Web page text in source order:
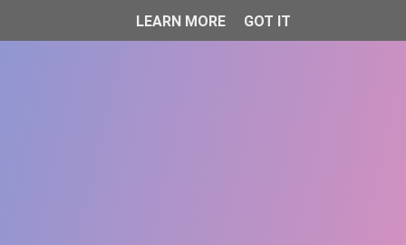
LEARN MORE
GOT IT